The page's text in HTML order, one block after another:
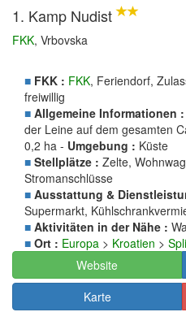
1. Kamp Nudist
FKK, Vrbovska
■ FKK : FKK, Feriendorf,
freiwillig
■ Allgemeine Informationen :
der Leine auf dem gesamten
0,2 ha - Umgebung : Küste
■ Stellplätze : Zelte,
Stromanschlüsse
■ Ausstattung &
Supermarkt,
■ Aktivitäten in der Nähe :
■ Ort : Europa > Kroatien >
Website
Karte